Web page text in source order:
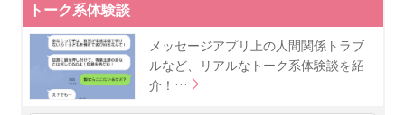
トーク系体験談
メッセージアプリ上の人間関係トラブ
ルなど、リアルなトーク系体験談を紹
介！…